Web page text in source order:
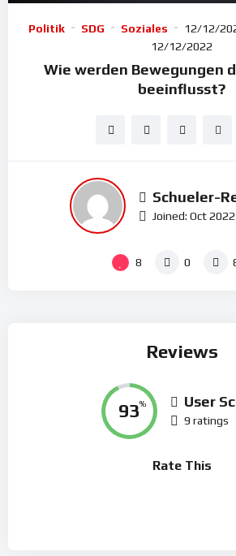
Politik SDG Soziales 12/12/
12/12/2022
Wie werden Bewegungen
beeinflusst?
Schueler-
Joined: Oct 2022
8 0
Reviews
93% User
9 ratings
Rate This